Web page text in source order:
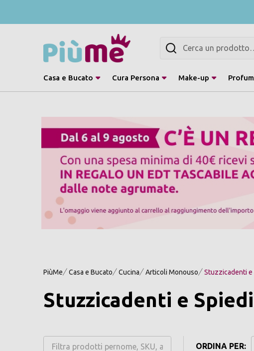
Cerca
Casa e Bucato Cura Persona Make-up
PiùMe Casa e Bucato Cucina Articoli Monouso Stuzzicadenti e
Stuzzicadenti e
ORDINA PER: